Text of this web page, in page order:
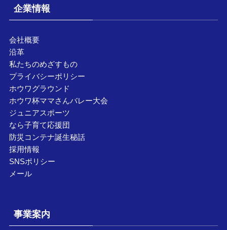
企業情報
会社概要
沿革
私たちのめざすもの
プライバシーポリシー
ホウワグラウンド
ホウワ杯ママさんバレー大会
ジュニアスポーツ
なら子育て応援団
防災コンテナ誕生秘話
採用情報
SNSポリシー
メール
事業案内